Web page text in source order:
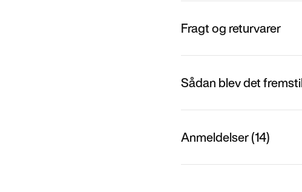
Fragt og returvarer
Sådan blev det
Anmeldelser (14)